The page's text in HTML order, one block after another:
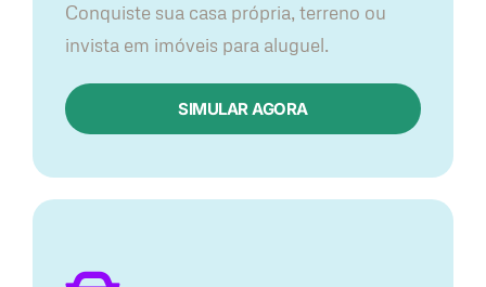
Conquiste sua casa própria, terreno ou
invista em imóveis para aluguel.
SIMULAR AGORA​